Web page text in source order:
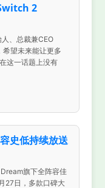
2
、总裁兼CEO
望未来能让更多
这一话题上没有
史低持续放送
旗下全阵容佳
27日，多款口碑大